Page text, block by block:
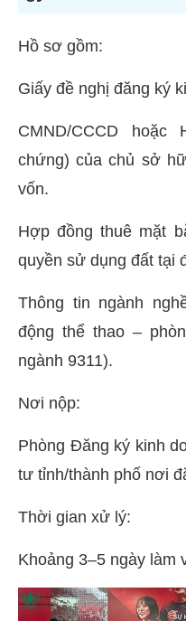
Hồ sơ gồm:
Giấy đề nghị đăng ký
CMND/CCCD
chứng) của chủ sở
vốn.
Hợp đồng thuê mặt
quyền sử dụng đất tại
Thông tin ngành
động thể thao –
ngành 9311).
Nơi nộp:
Phòng Đăng ký kinh
tư tỉnh/thành phố nơi
Thời gian xử lý:
Khoảng 3–5 ngày làm